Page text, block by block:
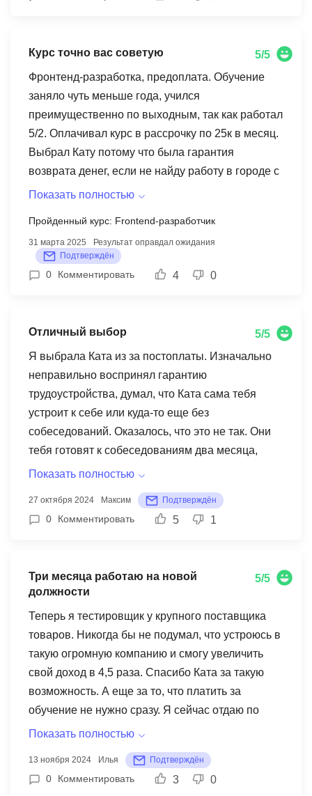
Курс точно вас советую
5/5
Фронтенд-разработка, предоплата. Обучение
заняло чуть меньше года, учился
преимущественно по выходным, так как работал
5/2. Оплачивал курс в рассрочку по 25к в месяц.
Выбрал Кату потому что была гарантия
возврата денег, если не найду работу в городе с
населением от 1 млн человек а я из Новосиба и
больше 20 собеседований, собрал 6 хороших
офферов на 100к-150к. Были и предложения до
100к, но я сразу ориентировался на 100+.
Результат оправдал ожидания.
Показать полностью
Пройденный курс: Frontend-разработчик
31 марта 2025
Результат оправдал ожидания
Подтверждён
0 Комментировать 4 0
Отличный выбор
5/5
Я выбрала Ката из за постоплаты. Изначально
неправильно воспринял гарантию
трудоустройства, думал, что Ката сама тебя
устроит к себе или куда-то еще без
собеседований. Оказалось, что это не так. Они
тебя готовят к собеседованиям два месяца,
проходишь вопросы по стеку, про жизнь, опыт и
проходить, пишешь резюме такое, как надо,
чтобы привлечь рекрутеров. А потом идешь сам
кандидатами. В итоге на работу ты все-равно
устраиваешься, потому что подготовка сильная.
Я получил оффер на пятом собеседовании,
зарплата была на тот момент 140 000 рублей,
сейчас уже больше. Платить за курс нужно с
зарплаты раз в месяц в течение двух лет.
Показать полностью
27 октября 2024 Максим Подтверждён
0 Комментировать 5 1
Три месяца работаю на новой
должности
5/5
Теперь я тестировщик у крупного поставщика
товаров. Никогда бы не подумал, что устроюсь в
такую огромную компанию и смогу увеличить
свой доход в 4,5 раза. Спасибо Ката за такую
возможность. А еще за то, что платить за
обучение не нужно сразу. Я сейчас отдаю по
17% от зарплаты в счет долга за обучение. Но
Показать полностью
13 ноября 2024 Илья Подтверждён
0 Комментировать 3 0